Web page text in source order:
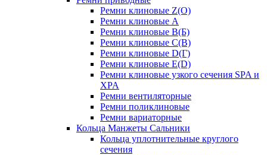
Ремни клиновые Z(О)
Ремни клиновые A
Ремни клиновые B(Б)
Ремни клиновые C(В)
Ремни клиновые D(Г)
Ремни клиновые Е(D)
Ремни клиновые узкого сечения SPA и
XPA
Ремни вентиляторные
Ремни поликлиновые
Ремни вариаторные
Кольца Манжеты Сальники
Кольца уплотнительные круглого
сечения